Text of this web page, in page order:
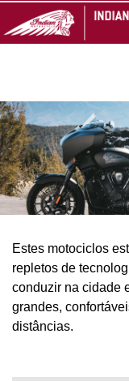
Estes motociclos
repletos de
conduzir na cidade
grandes,
distâncias.